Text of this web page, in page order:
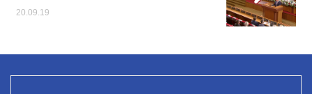
20.09.19